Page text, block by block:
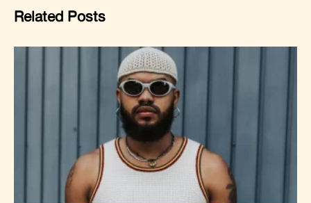
Related Posts